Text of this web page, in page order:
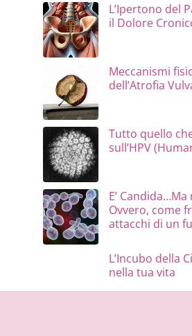
L’Ipertono del
il Dolore
Meccanismi
dell’Atrofia
Tutto quello
sull’HPV
E’
Ovvero, come
attacchi di un
L’Incubo della
nella tua vita